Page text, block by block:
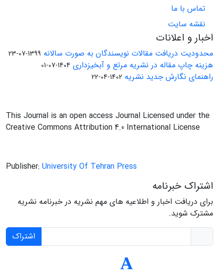
تماس با ما
نقشه سایت
اخبار و اعلانات
محدودیت دریافت مقالات نویسندگان به صورت سالانه 1399-07-23
هزینه چاپ مقاله در نشریه مرتع و آبخیزداری 1404-07-01
راهنمای نگارش جدید نشریه 1402-04-22
This Journal is an open access Journal Licensed under the
Creative Commons Attribution 4.0 International License
Publisher: University Of Tehran Press
اشتراک خبرنامه
برای دریافت اخبار و اطلاعیه های مهم نشریه در خبرنامه نشریه
مشترک شوید.
اشتراک